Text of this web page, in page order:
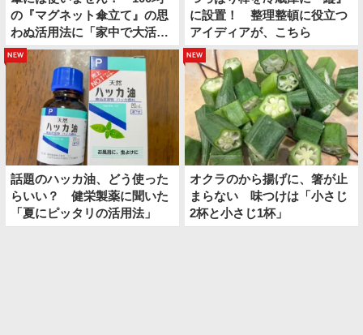
の『マグネット傘立て』の思
わぬ活用法に「家中で大活
躍！」
に設置！ 整理整頓に役立つ
アイディアが、こちら
new
話題のハッカ油、どう使った
らいい？ 健栄製薬に聞いた
「夏にピッタリの活用法」
new
オクラのから揚げに、箸が止
まらない 味つけは「小さじ
2杯と小さじ1杯」